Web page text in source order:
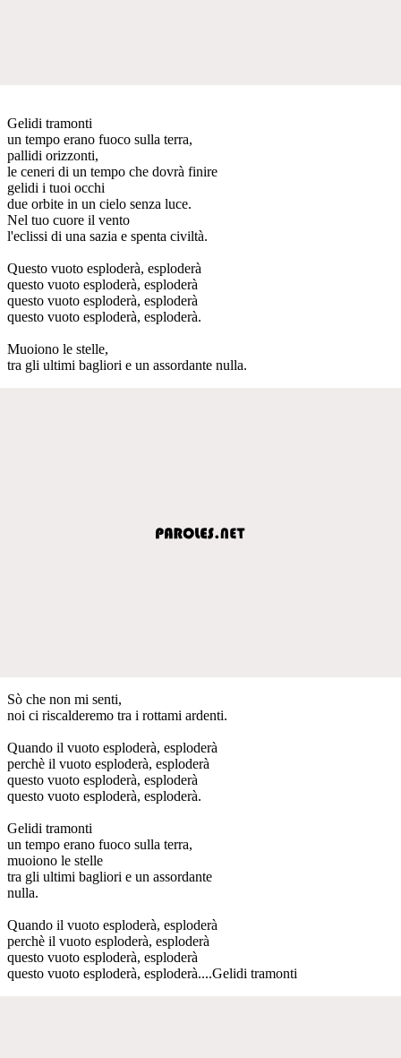
Gelidi tramonti
un tempo erano fuoco sulla terra,
pallidi orizzonti,
le ceneri di un tempo che dovrà finire
gelidi i tuoi occhi
due orbite in un cielo senza luce.
Nel tuo cuore il vento
l'eclissi di una sazia e spenta civiltà.
Questo vuoto esploderà, esploderà
questo vuoto esploderà, esploderà
questo vuoto esploderà, esploderà
questo vuoto esploderà, esploderà.
Muoiono le stelle,
tra gli ultimi bagliori e un assordante nulla.
Sò che non mi senti,
noi ci riscalderemo tra i rottami ardenti.
Quando il vuoto esploderà, esploderà
perchè il vuoto esploderà, esploderà
questo vuoto esploderà, esploderà
questo vuoto esploderà, esploderà.
Gelidi tramonti
un tempo erano fuoco sulla terra,
muoiono le stelle
tra gli ultimi bagliori e un assordante
nulla.
Quando il vuoto esploderà, esploderà
perchè il vuoto esploderà, esploderà
questo vuoto esploderà, esploderà
questo vuoto esploderà, esploderà....Gelidi tramonti